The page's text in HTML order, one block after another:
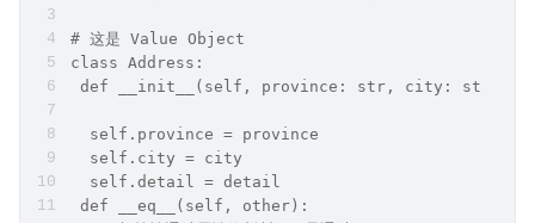
# 这是 Value Object
class Address:
def __init__(self, province: str, city: str,
  self.province = province
  self.city = city
  self.detail = detail
def __eq__(self, other):